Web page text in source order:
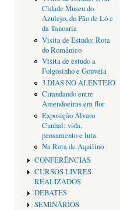
Cidade Museu do
Azulejo, do Pão de Ló e
da Tanoaria
Visita de Estudo: Rota
do Românico
Visita de estudo a
Folgosinho e Gouveia
3 DIAS NO ALENTEJO
Cirandando entre
Amendoeiras em flor
Exposição Alvaro
Cunhal: vida,
pensamento e luta
Na Rota de Aquilino
CONFERÊNCIAS
CURSOS LIVRES
REALIZADOS
DEBATES
SEMINÁRIOS